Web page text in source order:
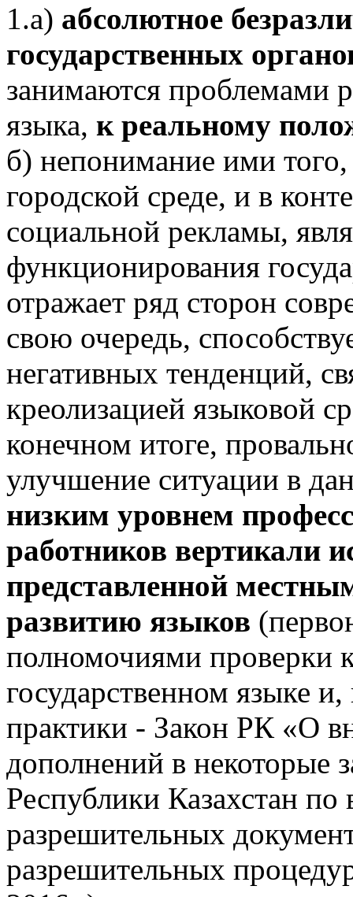
1.а) абсолютное
государственных
занимаются проблемами
языка, к реальному
б) непонимание ими того,
городской среде, и в
социальной рекламы,
функционирования
отражает ряд сторон
свою очередь,
негативных тенденций,
креолизацией языковой
конечном итоге,
улучшение ситуации в
низким уровнем
работников вертикали
представленной
развитию языков
полномочиями проверки
государственном языке
практики - Закон РК «О
дополнений в некоторые
Республики Казахстан
разрешительных
разрешительных